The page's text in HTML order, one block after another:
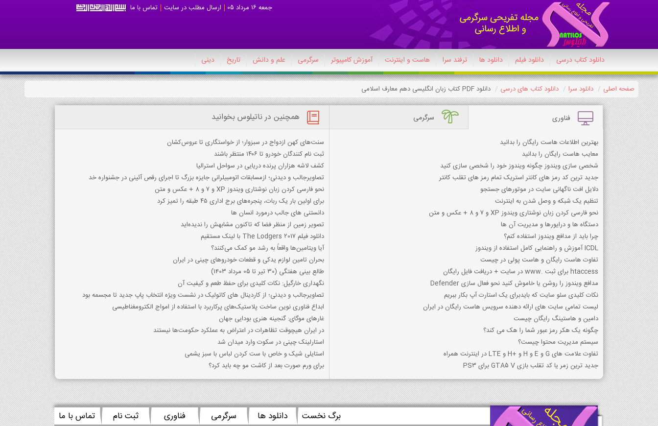
جمعه 16 مرداد 05 ارسال مطلب در سایت تماس با ما
دانلود کتاب درسی دانلود فیلم دانلود ها ترفند سرا هاست و اینترنت آموزش کامپیوتر سرگرمی علم و دانش تاریخ دینی
صفحه اصلی دانلود سرا دانلود کتاب های درسی دانلود PDF کتاب زبان انگلیسی دهم معارف اسلامی
فناوری سرگرمی
بهترین اطلاعات هاست رایگان را بدانید
معایب هاست رایگان را بدانید
شخصی سازی ویندوز چگونه ویندوز خود را شخصی سازی کنید
جدید ترین کد رمز های کانتر استریک تمام رمز های تقلب کانتر
دلایل افت ناگهانی سایت در موتورهای جستجو
تنظیم یک شبکه و وصل شدن به اینترنت
نحو فارسی کردن زبان نوشتاری ویندوز XP و 7 و 8 + عکس و متن
دستگاه ها و درایورها و مدیریت آن ها
چرا باید از مدافع ویندوز استفاده کنم؟
ICDL آموزش و راهنمایی کامل استفاده از ویندوز
تفاوت هاست رایگان و هاست پولی در چیست
htaccess برای ثبت .www در سایت + دریافت فایل رایگان
مدافع ویندوز را روشن یا خاموش کنید نحو فعال سازی Defender
نکات کلیدی سئو سایت که بایدبرای یک استارت آپ بکار ببریم
لیست تمامی سایت های ارائه دهنده سرویس هاست رایگان در ایران
دامین و هاستینگ رایگان چیست
چگونه یک هکر رمز عبور شما را هک می کند؟
سیستم مدیریت محتوا چیست؟
تفاوت علامت های G و E و H و +H و LTE در اینترنت همراه
جدید ترین زمر یا کد تقلب بازی GTA5 V برای PS3
همچنین در ناتیلوس بخوانید
سنت‌های کهن ازدواج در سبزوار؛ از خواستگاری تا عروس‌کشان
ثبت نام کنندگان خودرو تا ۱۴۰۶ منتظر باشند
کشف لاشه هزاران پرنده دریایی در سواحل استرالیا
تصاویرجالب و دیدنی؛ ازمسابقات اتومبیلرانی جایزه بزرگ تا اجرای رقص آئینی در جشنواره خد
نحو فارسی کردن زبان نوشتاری ویندوز XP و 7 و 8 + عکس و متن
برای اولین بار یک ربات، پنجره‌های برج اداری ۴۵ طبقه را تمیز کرد
دانستنی های جالب درمورد انسان ها
تصویر زمین از منظر فضا که تاکنون مشابهش را ندیده‌اید
دانلود فیلم The Lodgers 2017 با لینک مستقیم
آیا ویتامین‌ها واقعاً به رشد مو کمک می‌کنند؟
بحران تامین لوازم یدکی و قطعات خودروهای چینی در ایران
طالع بینی هفتگی (30 تیر تا 05 مرداد 1403)
نگهداری خارگیل: نکات کلیدی برای حفظ طعم و کیفیت آن
تصاویرجالب و دیدنی؛ از کاردینال های کاتولیک در نشست ویژه انتخاب پاپ جدید تا مجسمه بود
ابداع فناوری نوین ساخت پلاستیک‌های پرکاربرد با استفاده از امواج الکترومغناطیسی
غارهای موگای: گنجینه هنری بودایی جهان
در ایران هیچوقت تظاهرات در اعتراض به عملکرد حکومت‌ها نیستند
استارلینک چینی در سکوت وارد میدان شد
استایلی شیک و خاص با ست کردن لباس با سبز یشمی
برای ورم صورت بعد از کاشت مو چه باید کرد؟
برگ نخست دانلود ها سرگرمی فناوری ثبت نام تماس با ما